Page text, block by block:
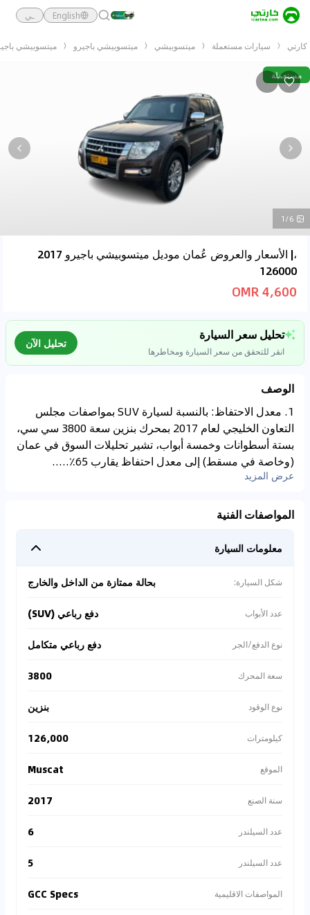
English ـي
كارتي سيارات مستعملة ميتسوبيشي ميتسوبيشي باجيرو ميتسوبيشي باجيرو 2017
مستعملة
1/6
،| الأسعار والعروض عُمان موديل ميتسوبيشي باجيرو 2017
126000
4,600 OMR
تحليل سعر السيارة
انقر للتحقق من سعر السيارة ومخاطرها
تحليل الآن
تحليل بيانات السوق
اتصال إلى قواعد البيانات للسيارات المستعملة
الوصف
1. معدل الاحتفاظ: بالنسبة لسيارة SUV بمواصفات مجلس
التعاون الخليجي لعام 2017 بمحرك بنزين سعة 3800 سي سي،
بستة أسطوانات وخمسة أبواب، تشير تحليلات السوق في عمان
(وخاصة في مسقط) إلى معدل احتفاظ يقارب 65٪.....
عرض المزيد
المواصفات الفنية
معلومات السيارة
شكل السيارة: بحالة ممتازة من الداخل والخارج
عدد الأبواب دفع رباعي (SUV)
نوع الدفع/الجر دفع رباعي متكامل
سعة المحرك 3800
نوع الوقود بنزين
كيلومترات 126,000
الموقع Muscat
سنة الصنع 2017
عدد السيلندر 6
عدد السيلندر 5
المواصفات الاقليمية GCC Specs